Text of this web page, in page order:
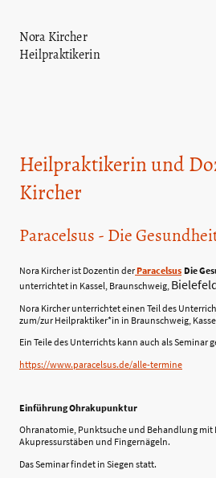
Nora Kircher
Heilpraktikerin
Heilpraktikerin und
Kircher
Paracelsus - Die
Nora Kircher ist Dozentin der Paracelsus Die
unterrichtet in Kassel, Braunschweig,
Nora Kircher unterrichtet einen Teil des
zum/zur Heilpraktiker*in in Braunschweig,
Ein Teile des Unterrichts kann auch als Seminar
https://www.paracelsus.de/alle-termine
Einführung Ohrakupunktur
Ohranatomie, Punktsuche und Behandlung mit
Akupressurstäben und Fingernägeln.
Das Seminar findet in Siegen statt.